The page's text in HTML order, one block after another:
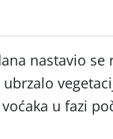
nastavio se
u fazi